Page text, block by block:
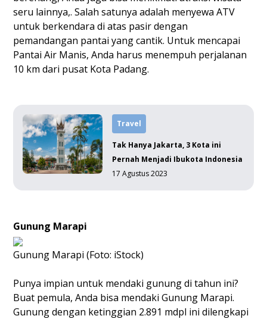
seru lainnya,. Salah satunya adalah menyewa ATV
untuk berkendara di atas pasir dengan
pemandangan pantai yang cantik. Untuk mencapai
Pantai Air Manis, Anda harus menempuh perjalanan
10 km dari pusat Kota Padang.
Travel
Tak Hanya Jakarta, 3 Kota ini
Pernah Menjadi Ibukota Indonesia
17 Agustus 2023
Gunung Marapi
Gunung Marapi (Foto: iStock)
Punya impian untuk mendaki gunung di tahun ini?
Buat pemula, Anda bisa mendaki Gunung Marapi.
Gunung dengan ketinggian 2.891 mdpl ini dilengkapi